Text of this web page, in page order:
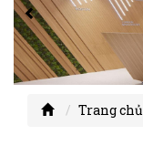
Trang chủ